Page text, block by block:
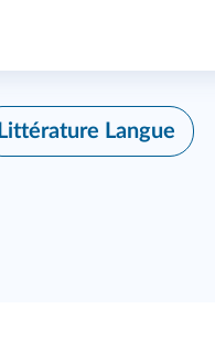
Littérature Langue